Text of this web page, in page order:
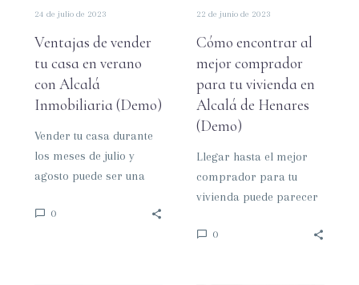
Inmobiliaria
(Demo)
24 de julio de 2023
Ventajas de vender
tu casa en verano
con Alcalá
Inmobiliaria (Demo)
Vender tu casa durante
los meses de julio y
agosto puede ser una
artículo vas a…
0
Alcalá
de
Henares
(Demo)
22 de junio de 2023
Cómo encontrar al
mejor comprador
para tu vivienda en
Alcalá de Henares
(Demo)
Llegar hasta el mejor
comprador para tu
vivienda puede parecer
Alcalá Inmobiliaria
0